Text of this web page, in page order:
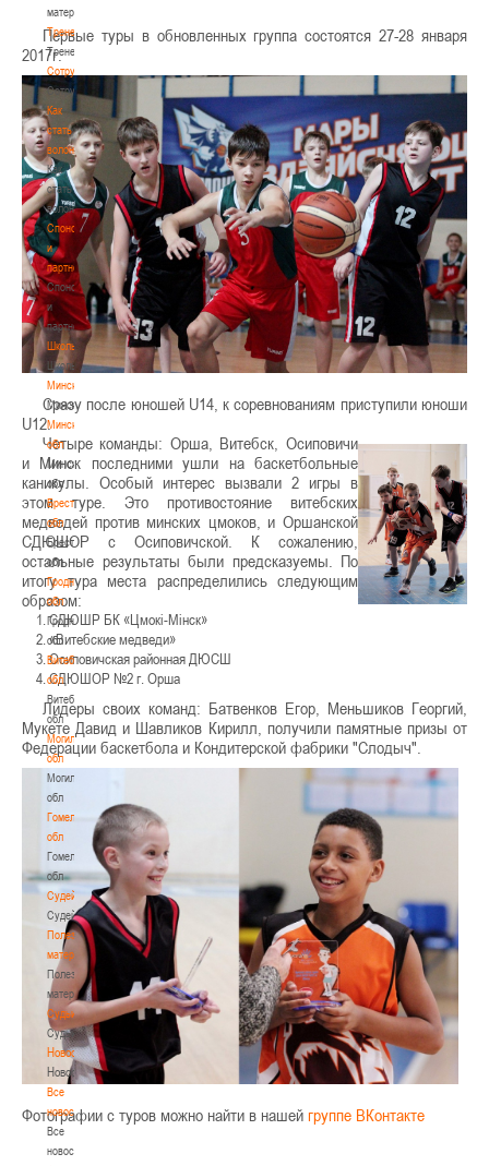
материалы
Тренерам
Тренерам
Сотрудничество
Сотрудничество
Как
стать
волонтером
Как
стать
волонтером
Спонсоры
и
партнеры
Спонсоры
и
партнеры
Школы
Школы
Минск
Минск
Минская
обл
Минская
обл
Брестская
обл
Брестская
обл
Гродненская
обл
Гродненская
обл
Витебская
обл
Витебская
обл
Могилевская
обл
Могилевская
обл
Гомельская
обл
Гомельская
обл
Судейство
Судейство
Полезные
материалы
Полезные
материалы
Судьи
Судьи
Новости
Новости
Все
новости
Все
новости
Первые туры в обновленных группа состоятся 27-28 января
2017г.
Сразу после юношей U14, к соревнованиям приступили юноши
U12.
Четыре команды: Орша, Витебск, Осиповичи
и Минск последними ушли на баскетбольные
каникулы. Особый интерес вызвали 2 игры в
этом туре. Это противостояние витебских
медведей против минских цмоков, и Оршанской
СДЮШОР с Осиповичской. К сожалению,
остальные результаты были предсказуемы. По
итогу тура места распределились следующим
образом:
СДЮШР БК «Цмокi-Мiнск»
«Витебские медведи»
Осиповичская районная ДЮСШ
СДЮШОР №2 г. Орша
Лидеры своих команд: Батвенков Егор, Меньшиков Георгий,
Мукете Давид и Шавликов Кирилл, получили памятные призы от
Федерации баскетбола и Кондитерской фабрики "Слодыч".
Фотографии с туров можно найти в нашей группе ВКонтакте